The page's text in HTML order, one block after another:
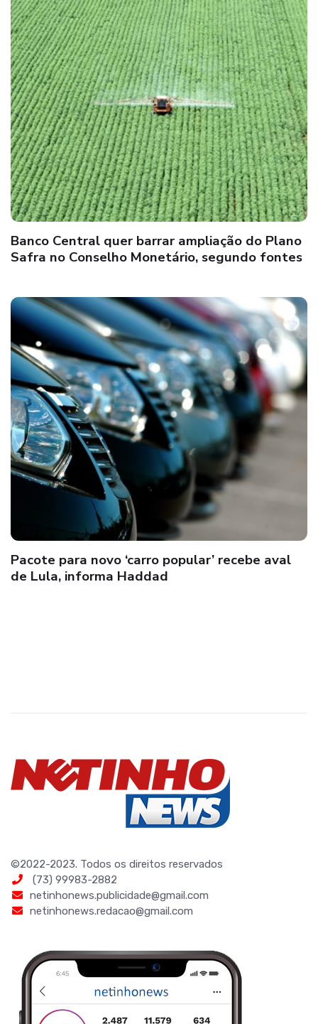
Banco Central quer barrar ampliação do Plano
Safra no Conselho Monetário, segundo fontes
Pacote para novo ‘carro popular’ recebe aval
de Lula, informa Haddad
©2022-2023. Todos os direitos reservados
(73) 99983-2882
netinhonews.publicidade@gmail.com
netinhonews.redacao@gmail.com